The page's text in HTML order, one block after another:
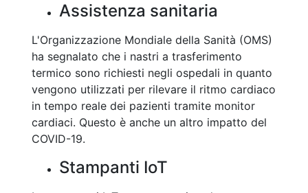
Assistenza sanitaria
L'Organizzazione Mondiale della Sanità (OMS)
ha segnalato che i nastri a trasferimento
termico sono richiesti negli ospedali in quanto
vengono utilizzati per rilevare il ritmo cardiaco
in tempo reale dei pazienti tramite monitor
cardiaci. Questo è anche un altro impatto del
COVID-19.
Stampanti IoT